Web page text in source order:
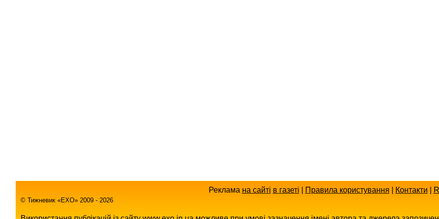
Реклама на сайті в газеті Правила користування Контакти
© Тижневик «EХO» 2009 - 2026